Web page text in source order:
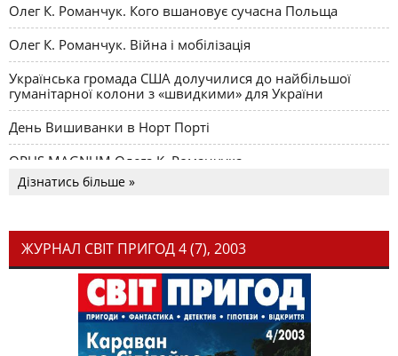
Олег К. Романчук. Кого вшановує сучасна Польща
Олег К. Романчук. Війна і мобілізація
Українська громада США долучилися до найбільшої
гуманітарної колони з «швидкими» для України
День Вишиванки в Норт Порті
OPUS MAGNUM Олега К. Романчука
Дізнатись більше »
ЖУРНАЛ СВІТ ПРИГОД 4 (7), 2003